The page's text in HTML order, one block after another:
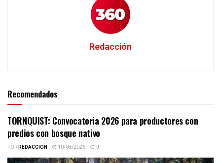
Redacción
Recomendados
TORNQUIST: Convocatoria 2026 para productores con
predios con bosque nativo
PORREDACCIÓN 10/08/2026 0